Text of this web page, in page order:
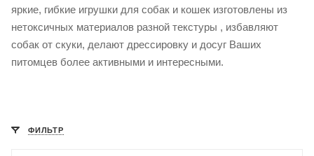
яркие, гибкие игрушки для собак и кошек изготовлены из
нетоксичных материалов разной текстуры , избавляют
собак от скуки, делают дрессировку и досуг Ваших
питомцев более активными и интересными.
ФИЛЬТР